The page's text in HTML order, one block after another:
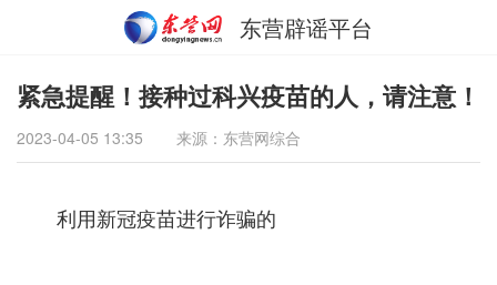
东营辟谣平台
紧急提醒！接种过科兴疫苗的人，请注意！
2023-04-05 13:35 来源：东营网综合
利用新冠疫苗进行诈骗的